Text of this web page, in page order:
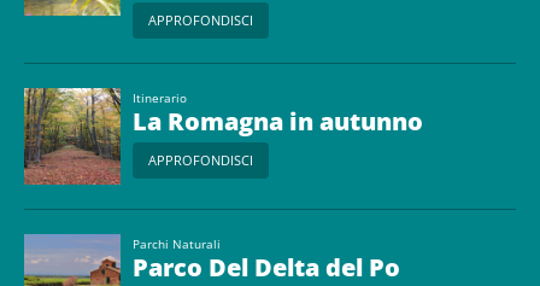
APPROFONDISCI
Itinerario
La Romagna in autunno
APPROFONDISCI
Parchi Naturali
Parco Del Delta del Po